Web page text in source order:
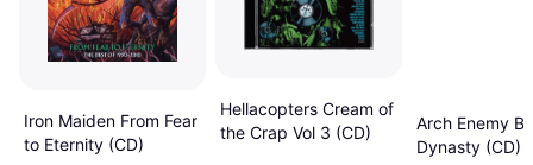
Iron Maiden From Fear
to Eternity (CD)
Hellacopters Cream of
the Crap Vol 3 (CD)
Arch Enemy
Dynasty (CD)